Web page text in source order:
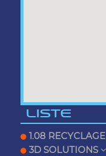
LISTE
1.08 RECYCLAGE
3D SOLUTIONS